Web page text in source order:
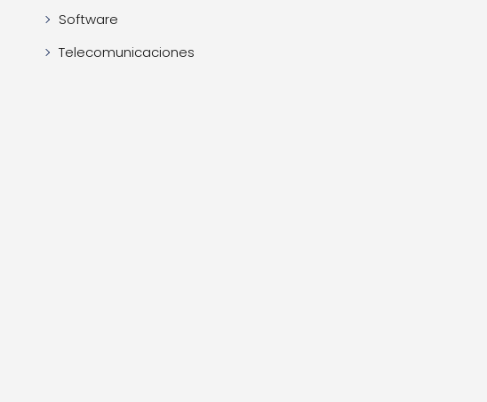
Software
Telecomunicaciones